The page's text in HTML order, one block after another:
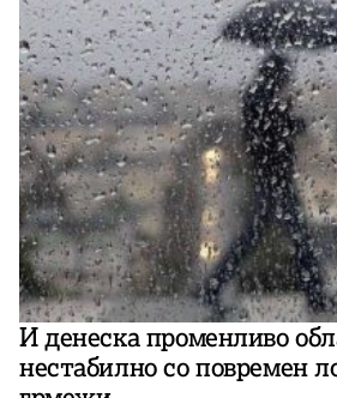
И денеска променливо
нестабилно со повремен